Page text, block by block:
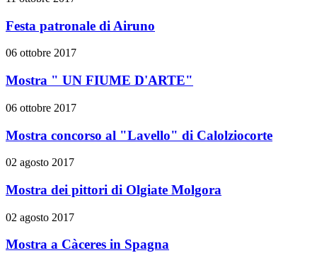
Festa patronale di Airuno
06 ottobre 2017
Mostra " UN FIUME D'ARTE"
06 ottobre 2017
Mostra concorso al "Lavello" di Calolziocorte
02 agosto 2017
Mostra dei pittori di Olgiate Molgora
02 agosto 2017
Mostra a Càceres in Spagna